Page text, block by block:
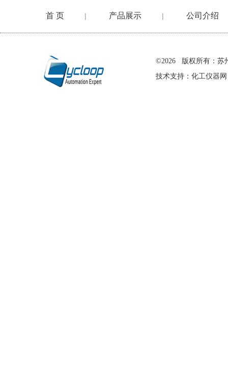
首 页 | 产品展示 | 公司介绍
©2026 版权所有：苏
技术支持： 化工仪器网